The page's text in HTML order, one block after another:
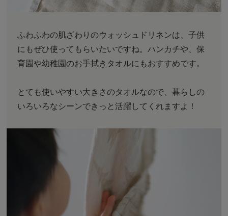
ふわふわの肌ざわりのウォッシュドリネンは、子供
にもぜひ使ってもらいたいですね。ハンカチや、保
育園や幼稚園のお手拭きタオルにもおすすめです。
とても使いやすい大きさのタオルなので、暮らしの
いろいろなシーンできっと活躍してくれますよ！